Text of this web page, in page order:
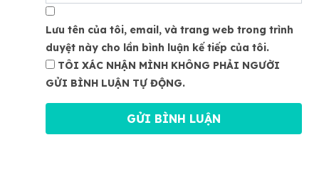
Lưu tên của tôi, email, và trang web trong trình
duyệt này cho lần bình luận kế tiếp của tôi.
TÔI XÁC NHẬN MÌNH KHÔNG PHẢI NGƯỜI
GỬI BÌNH LUẬN TỰ ĐỘNG.